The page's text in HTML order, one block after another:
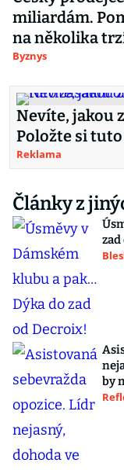
miliardám.
na několika
Byznys
Nevíte, jakou
Položte si
Reklama
Články z
by